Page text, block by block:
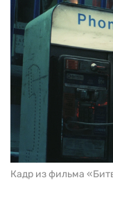
Кадр из фильма